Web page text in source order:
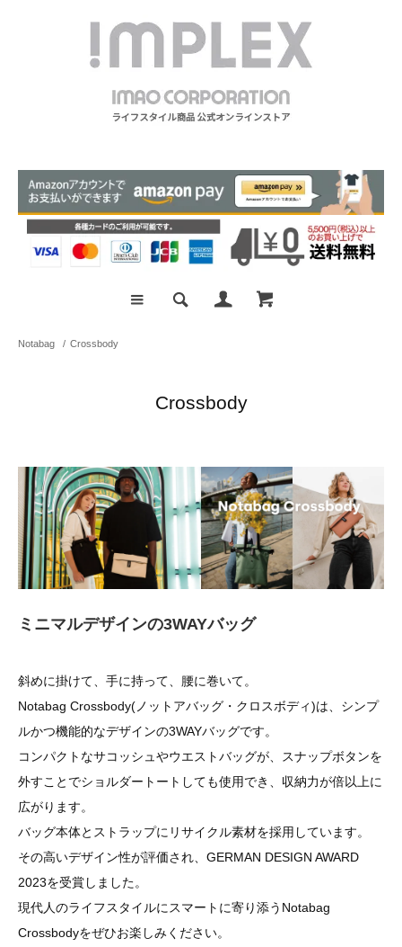
Notabag / Crossbody
Crossbody
ミニマルデザインの3WAYバッグ
斜めに掛けて、手に持って、腰に巻いて。
Notabag Crossbody(ノットアバッグ・クロスボディ)は、シンプ
ルかつ機能的なデザインの3WAYバッグです。
コンパクトなサコッシュやウエストバッグが、スナップボタンを
外すことでショルダートートしても使用でき、収納力が倍以上に
広がります。
バッグ本体とストラップにリサイクル素材を採用しています。
その高いデザイン性が評価され、GERMAN DESIGN AWARD
2023を受賞しました。
現代人のライフスタイルにスマートに寄り添うNotabag
Crossbodyをぜひお楽しみください。